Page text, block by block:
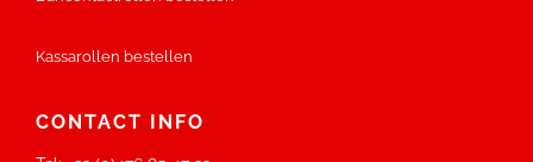
Kassarollen bestellen
CONTACT INFO